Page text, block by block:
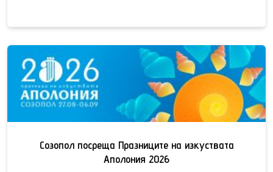
Созопол посреща Празниците на изкуствата
Аполония 2026